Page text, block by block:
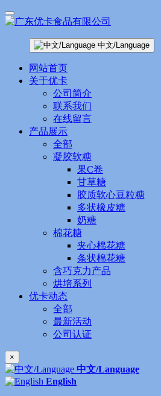
中文/Language
网站首页
关于优卡
公司简介
联系我们
在线留言
产品展示
全部
凝胶软糖
果C卷
甘草糖
胶质软心豆粒糖
多状橡皮糖
奶糖
棉花糖
夹心棉花糖
条状棉花糖
含巧克力产品
烘培系列
优卡动态
全部
最新活动
公司认证
×
中文/Language
English